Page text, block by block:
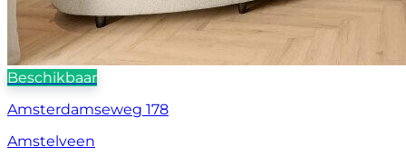
Beschikbaar
Amsterdamseweg 178
Amstelveen